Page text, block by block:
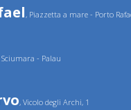
, Piazzetta a mare - Porto
Sciumara - Palau
, Vicolo degli Archi, 1